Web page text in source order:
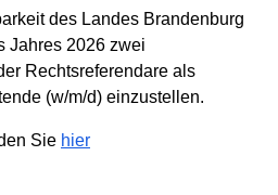
des Landes Brandenburg
Jahres 2026 zwei
Rechtsreferendare als
(w/m/d) einzustellen.
Sie hier